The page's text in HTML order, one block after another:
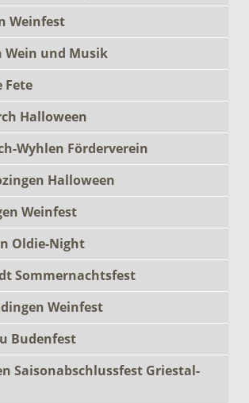
Weinfest
Wein und Musik
Fete
Halloween
Wyhlen Förderverein
Halloween
Weinfest
Oldie-Night
Sommernachtsfest
Weinfest
Budenfest
Saisonabschlussfest Griestal-